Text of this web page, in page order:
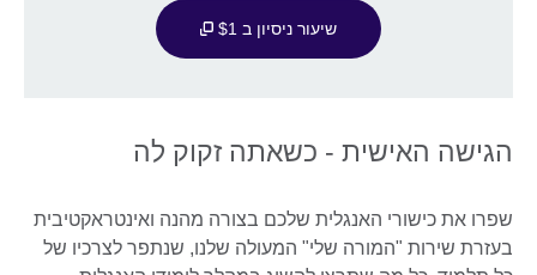
שיעור ניסיון ב $1
הגישה האישית - כשאתה זקוק לה
שפרו את כישורי האנגלית שלכם בצורה מהנה ואינטראקטיבית
בעזרת שירות "המורה שלי" המעולה שלנו, שנתפר לצרכיו של